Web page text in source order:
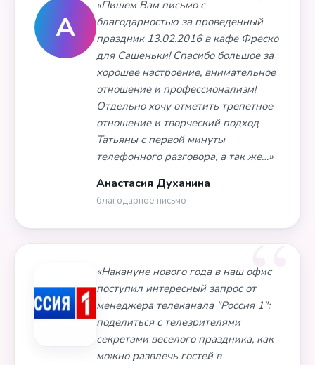
А
«Пишем Вам письмо с
благодарностью за проведенный
праздник 13.02.2016 в кафе Фреско
для Сашеньки! Спасибо большое за
хорошее настроение, внимательное
отношение и профессионализм!
Отдельно хочу отметить трепетное
отношение и творческий подход
Татьяны с первой минуты
телефонного разговора, а так же…»
Анастасия Духанина
благодарное письмо
«Накануне нового года в наш офис
поступил интересный запрос от
менеджера телеканала "Россия 1":
поделиться с телезрителями
секретами веселого праздника, как
можно развлечь гостей в